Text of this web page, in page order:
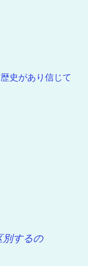
史があり信じて
するの